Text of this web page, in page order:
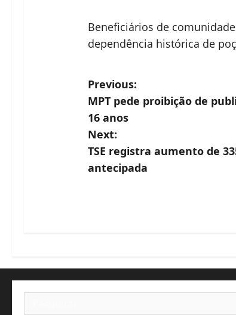
Beneficiários de
dependência histórica de
P
o
s
t
i
g
Previous:
MPT pede proibição de
16 anos
Next:
TSE registra aumento de
antecipada